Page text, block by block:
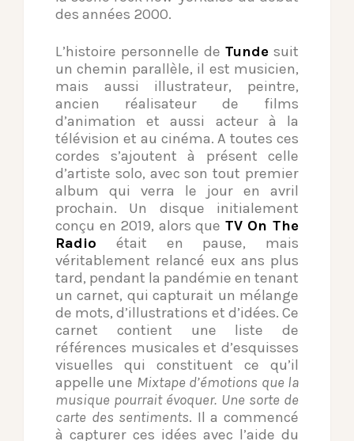
des années 2000.
L’histoire personnelle de Tunde suit
un chemin parallèle, il est musicien,
mais aussi illustrateur, peintre,
ancien réalisateur de films
d’animation et aussi acteur à la
télévision et au cinéma. A toutes ces
cordes s’ajoutent à présent celle
d’artiste solo, avec son tout premier
album qui verra le jour en avril
prochain. Un disque initialement
conçu en 2019, alors que TV On The
Radio était en pause, mais
véritablement relancé eux ans plus
tard, pendant la pandémie en tenant
un carnet, qui capturait un mélange
de mots, d’illustrations et d’idées. Ce
carnet contient une liste de
références musicales et d’esquisses
visuelles qui constituent ce qu’il
appelle une Mixtape d’émotions que la
musique pourrait évoquer. Une sorte de
carte des sentiments. Il a commencé
à capturer ces idées avec l’aide du